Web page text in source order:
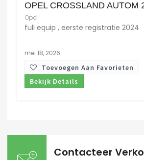
OPEL CROSSLAND AUTOM
Opel
full equip , eerste registratie 2024
mei 18, 2026
Toevoegen Aan Favorieten
Bekijk Details
Contacteer